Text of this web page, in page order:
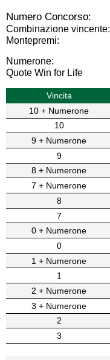
Numero Concorso:
Combinazione vincente:
Montepremi:
Numerone:
Quote Win for Life
Vincita
10 + Numerone
10
9 + Numerone
9
8 + Numerone
7 + Numerone
8
7
0 + Numerone
0
1 + Numerone
1
2 + Numerone
3 + Numerone
2
3